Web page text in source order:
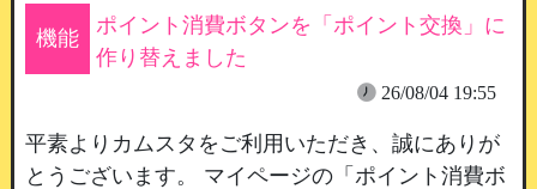
機能
ポイント消費ボタンを「ポイント交換」に
作り替えました
26/08/04 19:55
平素よりカムスタをご利用いただき、誠にありが
とうございます。
マイページの「ポイント消費ボ